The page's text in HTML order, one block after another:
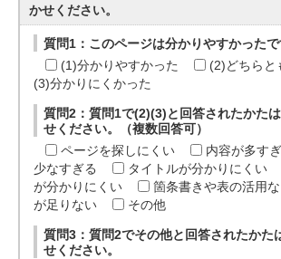
かせください。
質問1：このページは分かりやすかったで
(1)分かりやすかった
(2)どちらと
(3)分かりにくかった
質問2：質問1で(2)(3)と回答されたかた
せください。（複数回答可）
ページを探しにくい
内容が多す
少なすぎる
タイトルが分かりにくい
が分かりにくい
箇条書きや表の活用
が足りない
その他
質問3：質問2でその他と回答されたかた
せください。